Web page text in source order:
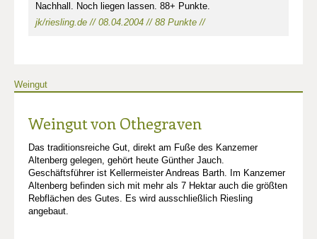
Nachhall. Noch liegen lassen. 88+ Punkte.
jk/riesling.de // 08.04.2004 // 88 Punkte //
Weingut
Weingut von Othegraven
Das traditionsreiche Gut, direkt am Fuße des Kanzemer
Altenberg gelegen, gehört heute Günther Jauch.
Geschäftsführer ist Kellermeister Andreas Barth. Im Kanzemer
Altenberg befinden sich mit mehr als 7 Hektar auch die größten
Rebflächen des Gutes. Es wird ausschließlich Riesling
angebaut.